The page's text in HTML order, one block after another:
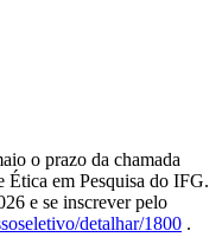
o prazo da chamada
Ética em Pesquisa do IFG.
e se inscrever pelo
detalhar/1800 .